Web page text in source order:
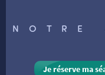
VISITE DE CABINE
ADHÉRER
NOTRE
Je réserve ma